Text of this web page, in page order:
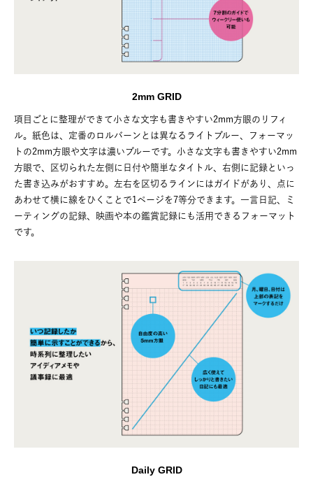
2mm GRID
項目ごとに整理ができて小さな文字も書きやすい2mm方眼のリフィ
ル。紙色は、定番のロルバーンとは異なるライトブルー、フォーマッ
トの2mm方眼や文字は濃いブルーです。小さな文字も書きやすい2mm
方眼で、区切られた左側に日付や簡単なタイトル、右側に記録といっ
た書き込みがおすすめ。左右を区切るラインにはガイドがあり、点に
あわせて横に線をひくことで1ページを7等分できます。一言日記、ミ
ーティングの記録、映画や本の鑑賞記録にも活用できるフォーマット
です。
Daily GRID